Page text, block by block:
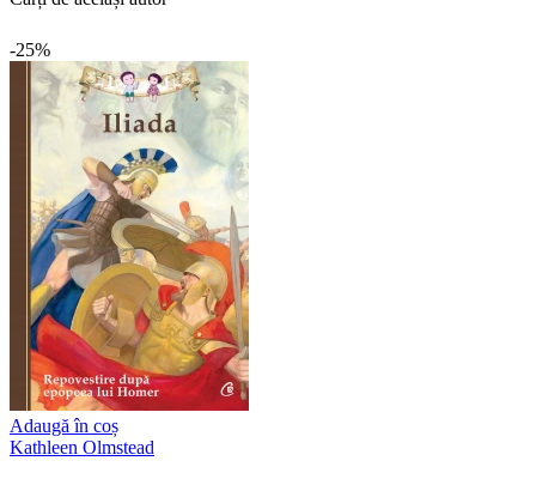
-25%
Adaugă în coș
Kathleen Olmstead